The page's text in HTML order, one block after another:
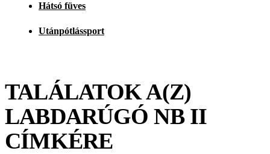
Hátsó füves
Utánpótlássport
TALÁLATOK A(Z)
LABDARÚGÓ NB II
CÍMKÉRE